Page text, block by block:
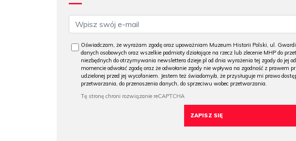
Oświadczam, że wyrażam zgodę oraz upoważniam Muzeum Historii Polski, ul.
danych osobowych oraz wszelkie podmioty działające na rzecz lub zlecenie MHP do
niezbędnych do otrzymywania newslettera dzieje.pl od dnia wyrażenia tej zgody do jej
momencie odwołać zgodę oraz że odwołanie zgody nie wpływa na zgodność z prawem
udzielonej przed jej wycofaniem. Jestem też świadomy/a, że przysługuje mi prawo
przetwarzania, do przenoszenia danych, do sprzeciwu wobec przetwarzania.